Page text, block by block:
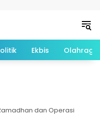
Ekbis Olahraga
dan Operasi